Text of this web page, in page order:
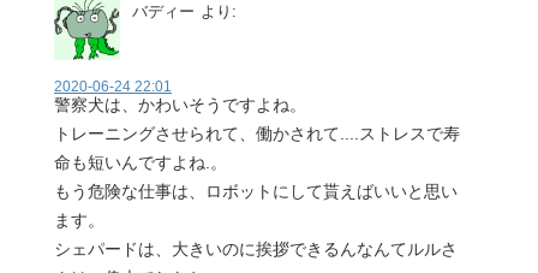
バディー より:
2020-06-24 22:01
警察犬は、かわいそうですよね。
トレーニングさせられて、働かされて....ストレスで寿
命も短いんですよね.。
もう危険な仕事は、ロボットにして貰えばいいと思い
ます。
シェパードは、大きいのに挨拶できるんなんてルルさ